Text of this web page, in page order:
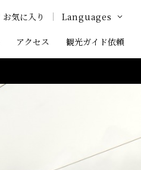
アクセス 観光ガイド依頼
お気に入り Languages
Google Translate